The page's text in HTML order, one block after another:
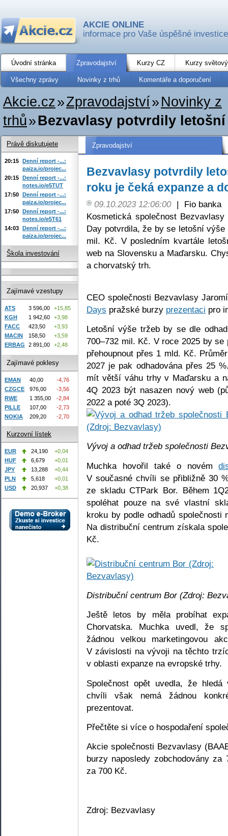
AKCIE ONLINE
informace pro Vaše úspěšné investice
Úvodní stránka Zpravodajství Kurzy CZ Kurzy
Všechny zprávy Novinky z trhů Komentáře a doporučení
Akcie.cz»Zpravodajství» Novinky z
trhů»Bezvavlasy potvrdily
Zpravodajství
Bezvavlasy potvrdily
roku je čeká expanze a
09.10.2023 12:06:00 |
Fio banka
Kosmetická společnost
Day potvrdila, že by se letošní
mil. Kč. V posledním kvartále
web na Slovensku a Maďarsku.
a chorvatský trh.
CEO společnosti Bezvavlasy
Days pražské burzy prezentaci pro
Letošní výše tržeb by se dle
700–732 mil. Kč. V roce 2025 by
přehoupnout přes 1 mld. Kč.
2027 je pak odhadována přes 25
mít větší váhu trhy v Maďarsku a
4Q 2023 být nasazen nový web
2022 a poté 3Q 2023).
Vývoj a odhad tržeb společnosti
Muchka hovořil také o novém
V současné chvíli se přibližně 30
ze skladu CTPark Bor. Během
spoléhat pouze na své vlastní
kroku by podle odhadů
Na distribuční centrum získala
Kč.
Distribuční centrum Bor (Zdroj:
Ještě letos by měla probíhat
Chorvatska. Muchka uvedl, že
žádnou velkou marketingovou
V závislosti na vývoji na těchto
v oblasti expanze na evropské trhy.
Společnost opět uvedla, že
chvíli však nemá žádnou
prezentovat.
Přečtěte si více o hospodaření
Akcie společnosti Bezvavlasy
burzy naposledy zobchodovány
za 700 Kč.
Zdroj: Bezvavlasy
Právě diskutujete
20:15 Denní report -...:
paiza.io/projec...
20:15 Denní report -...:
notes.io/e5TUT
17:50 Denní report -...:
paiza.io/projec...
17:50 Denní report -...:
notes.io/e5T61
14:03 Denní report -...:
paiza.io/projec...
Škola investování
Zajímavé vzestupy
ATS 3 596,00
+15,85
KGH
1 942,60
+3,98
FACC
423,50
+3,93
MACIN
158,50
+3,59
ERBAG
2 891,00 +2,48
Zajímavé poklesy
EMAN 40,00
-4,76
CZGCE
976,00
-3,56
RWE
1 355,00
-2,84
PILLE
107,00
-2,73
NOKIA
209,20 -2,70
Kurzovní lístek
EUR 24,190
+0,04
HUF
6,679
+0,01
JPY
13,288
+0,44
PLN
5,618
+0,01
USD
20,937 +0,38